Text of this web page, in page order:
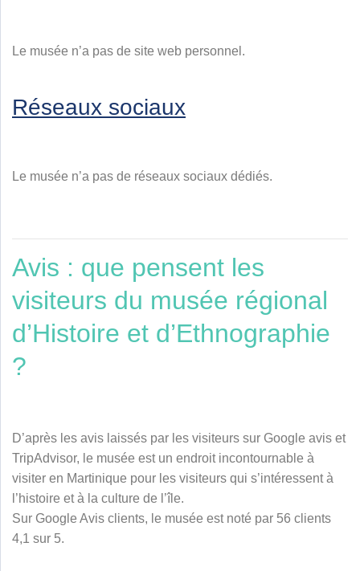
Le musée n’a pas de site web personnel.
Réseaux sociaux
Le musée n’a pas de réseaux sociaux dédiés.
Avis : que pensent les
visiteurs du musée régional
d’Histoire et d’Ethnographie
?
D’après les avis laissés par les visiteurs sur Google avis et
TripAdvisor, le musée est un endroit incontournable à
visiter en Martinique pour les visiteurs qui s’intéressent à
l’histoire et à la culture de l’île.
Sur Google Avis clients, le musée est noté par 56 clients
4,1 sur 5.